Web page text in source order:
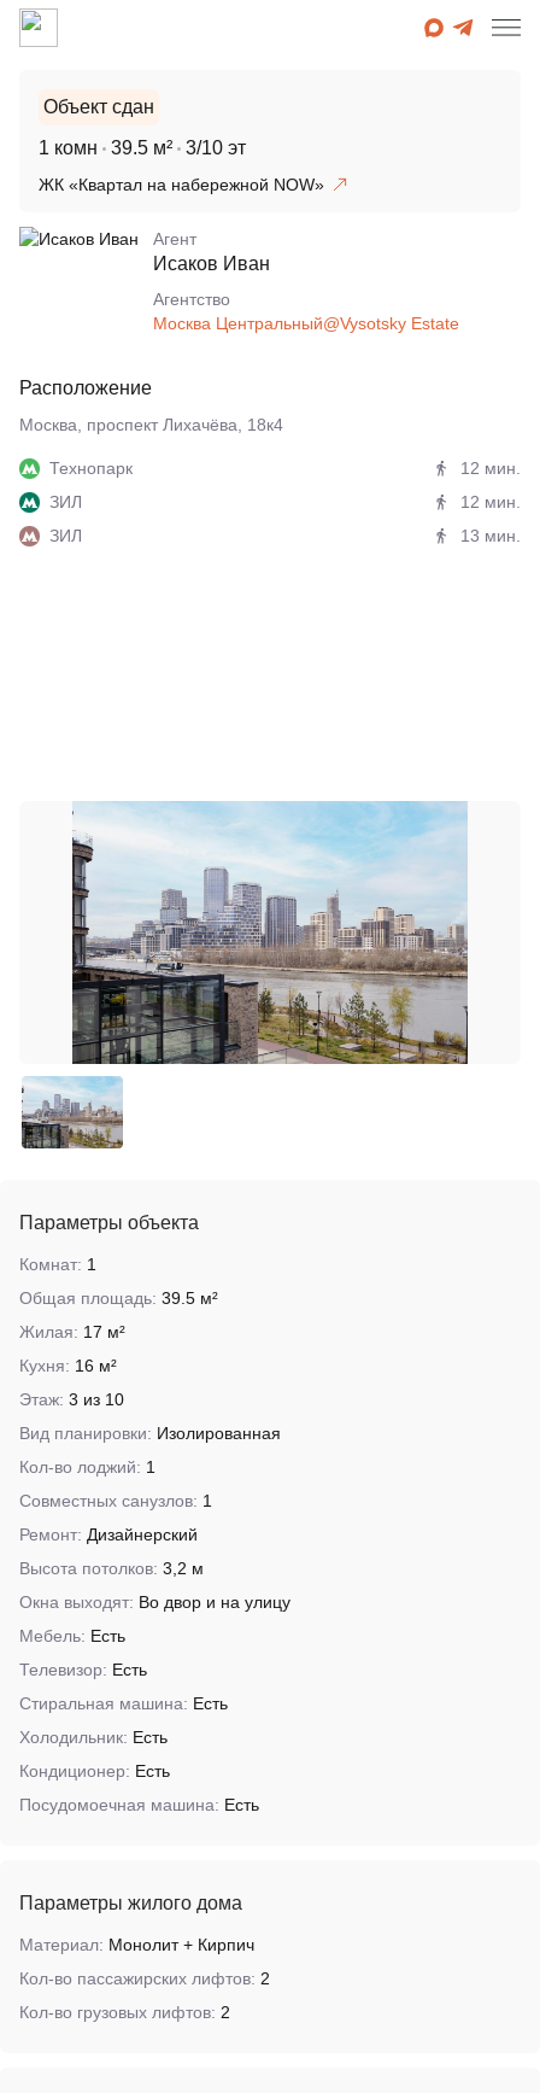
Объект сдан
1 комн
39.5 м² 3/10 эт
ЖК «Квартал на набережной NOW»
Агент
Исаков Иван
Агентcтво
Москва Центральный@Vysotsky Estate
Расположение
Москва, проспект Лихачёва, 18к4
Технопарк
12 мин.
ЗИЛ
12 мин.
ЗИЛ
13 мин.
Параметры объекта
Комнат: 1
Общая площадь: 39.5 м²
Жилая: 17 м²
Кухня: 16 м²
Этаж: 3 из 10
Вид планировки: Изолированная
Кол-во лоджий: 1
Совместных санузлов: 1
Ремонт: Дизайнерский
Высота потолков: 3,2 м
Окна выходят: Во двор и на улицу
Мебель: Есть
Телевизор: Есть
Стиральная машина: Есть
Холодильник: Есть
Кондиционер: Есть
Посудомоечная машина: Есть
Параметры жилого дома
Материал: Монолит + Кирпич
Кол-во пассажирских лифтов: 2
Кол-во грузовых лифтов: 2